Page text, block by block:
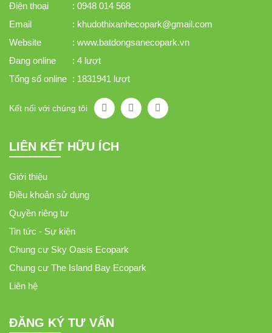
Điện thoại
: 0948 014 568
Email
: khudothixanhecopark@gmail.com
Website
: www.batdongsanecopark.vn
Đang online
: 4 lượt
Tổng số online : 1831941 lượt
Kết nối với chúng tôi
LIÊN KẾT HỮU ÍCH
Giới thiệu
Điều khoản sử dụng
Quyền riêng tư
Tin tức - Sự kiện
Chung cư Sky Oasis Ecopark
Chung cư The Island Bay Ecopark
Liên hệ
ĐĂNG KÝ TƯ VẤN